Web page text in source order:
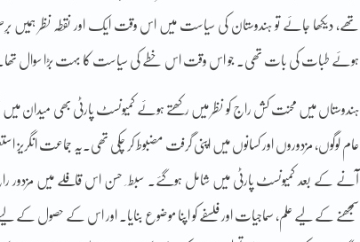
تھے، دیکھا جائے تو ہندوستان کی سیاست میں اس وقت ایک اور نقطہ نظر ہمیں
ہوئے طبات کی بات تھی۔ جو اس وقت اس خطے کی سیاست کا بہت بڑا سوال تھا۔
ہندوستاں میں محنت کش راج کو نظر میں رکھتے ہوئے کمیونسٹ پارٹی بھی میدان
عام لوگوں، مزدوروں اور کسانوں میں اپنی گرفت مضبوط کر چکی تھی۔یہ جماعت انگریز
آنے کے بعد کمیونسٹ پارٹی میں شامل ہوگئے۔ سبط ِ حسن اس قافلے میں
سمجھنے کے لیے علم، سماجیات اور فلسفے کو اپنا موضوع بنایا۔ اور اس کے حصول